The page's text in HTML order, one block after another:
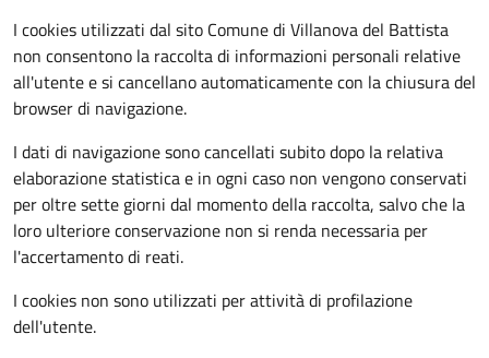
I cookies utilizzati dal sito Comune di Villanova del Battista
non consentono la raccolta di informazioni personali relative
all'utente e si cancellano automaticamente con la chiusura del
browser di navigazione.
I dati di navigazione sono cancellati subito dopo la relativa
elaborazione statistica e in ogni caso non vengono conservati
per oltre sette giorni dal momento della raccolta, salvo che la
loro ulteriore conservazione non si renda necessaria per
l'accertamento di reati.
I cookies non sono utilizzati per attività di profilazione
dell'utente.